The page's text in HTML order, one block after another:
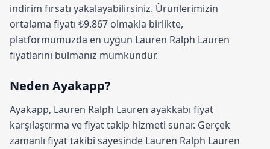
indirim fırsatı yakalayabilirsiniz. Ürünlerimizin
ortalama fiyatı ₺9.867 olmakla birlikte,
platformumuzda en uygun Lauren Ralph Lauren
fiyatlarını bulmanız mümkündür.
Neden Ayakapp?
Ayakapp, Lauren Ralph Lauren ayakkabı fiyat
karşılaştırma ve fiyat takip hizmeti sunar. Gerçek
zamanlı fiyat takibi sayesinde Lauren Ralph Lauren